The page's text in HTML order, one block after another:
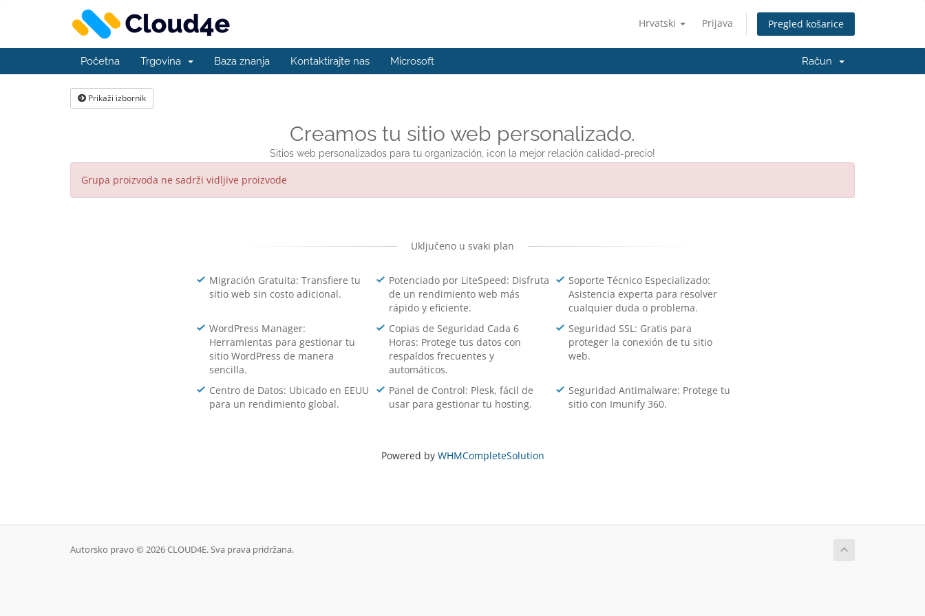
Hrvatski Prijava Pregled košarice
Početna Trgovina Baza znanja Kontaktirajte nas Microsoft Račun
Prikaži izbornik
Creamos tu sitio web personalizado.
Sitios web personalizados para tu organización, ¡con la mejor relación calidad-precio!
Grupa proizvoda ne sadrži vidljive proizvode
Uključeno u svaki plan
Migración Gratuita: Transfiere tu
sitio web sin costo adicional.
Potenciado por LiteSpeed: Disfruta
de un rendimiento web más
rápido y eficiente.
Soporte Técnico Especializado:
Asistencia experta para resolver
cualquier duda o problema.
WordPress Manager:
Herramientas para gestionar tu
sitio WordPress de manera
sencilla.
Copias de Seguridad Cada 6
Horas: Protege tus datos con
respaldos frecuentes y
automáticos.
Seguridad SSL: Gratis para
proteger la conexión de tu sitio
web.
Centro de Datos: Ubicado en EEUU
para un rendimiento global.
Panel de Control: Plesk, fácil de
usar para gestionar tu hosting.
Seguridad Antimalware: Protege tu
sitio con Imunify 360.
Powered by WHMCompleteSolution
Autorsko pravo © 2026 CLOUD4E. Sva prava pridržana.